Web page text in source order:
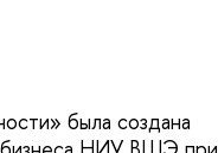
была создана